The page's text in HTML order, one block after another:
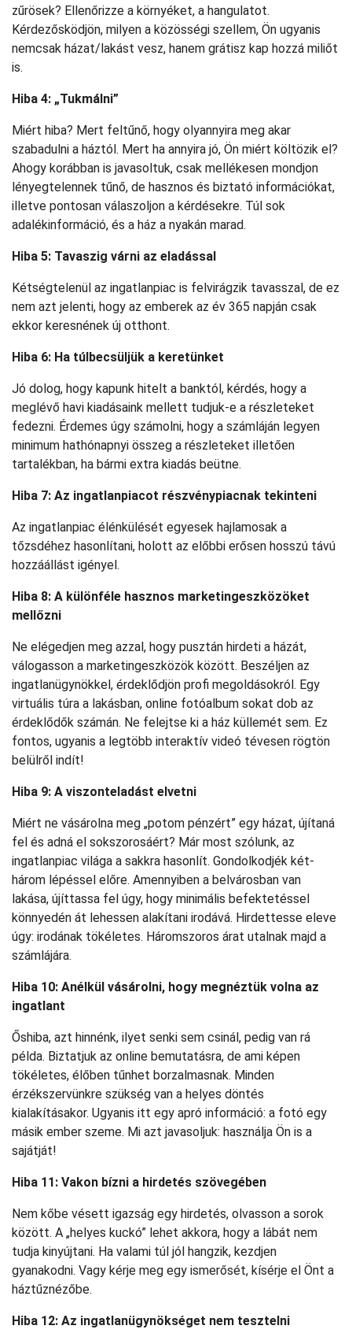
zűrösek? Ellenőrizze a környéket, a hangulatot.
Kérdezősködjön, milyen a közösségi szellem, Ön ugyanis
nemcsak házat/lakást vesz, hanem grátisz kap hozzá miliőt
is.
Hiba 4: „Tukmálni”
Miért hiba? Mert feltűnő, hogy olyannyira meg akar
szabadulni a háztól. Mert ha annyira jó, Ön miért költözik el?
Ahogy korábban is javasoltuk, csak mellékesen mondjon
lényegtelennek tűnő, de hasznos és biztató információkat,
illetve pontosan válaszoljon a kérdésekre. Túl sok
adalékinformáció, és a ház a nyakán marad.
Hiba 5: Tavaszig várni az eladással
Kétségtelenül az ingatlanpiac is felvirágzik tavasszal, de ez
nem azt jelenti, hogy az emberek az év 365 napján csak
ekkor keresnének új otthont.
Hiba 6: Ha túlbecsüljük a keretünket
Jó dolog, hogy kapunk hitelt a banktól, kérdés, hogy a
meglévő havi kiadásaink mellett tudjuk-e a részleteket
fedezni. Érdemes úgy számolni, hogy a számláján legyen
minimum hathónapnyi összeg a részleteket illetően
tartalékban, ha bármi extra kiadás beütne.
Hiba 7: Az ingatlanpiacot részvénypiacnak tekinteni
Az ingatlanpiac élénkülését egyesek hajlamosak a
tőzsdéhez hasonlítani, holott az előbbi erősen hosszú távú
hozzáállást igényel.
Hiba 8: A különféle hasznos marketingeszközöket
mellőzni
Ne elégedjen meg azzal, hogy pusztán hirdeti a házát,
válogasson a marketingeszközök között. Beszéljen az
ingatlanügynökkel, érdeklődjön profi megoldásokról. Egy
virtuális túra a lakásban, online fotóalbum sokat dob az
érdeklődők számán. Ne felejtse ki a ház küllemét sem. Ez
fontos, ugyanis a legtöbb interaktív videó tévesen rögtön
belülről indít!
Hiba 9: A viszonteladást elvetni
Miért ne vásárolna meg „potom pénzért” egy házat, újítaná
fel és adná el sokszorosáért? Már most szólunk, az
ingatlanpiac világa a sakkra hasonlít. Gondolkodjék két-
három lépéssel előre. Amennyiben a belvárosban van
lakása, újíttassa fel úgy, hogy minimális befektetéssel
könnyedén át lehessen alakítani irodává. Hirdettesse eleve
úgy: irodának tökéletes. Háromszoros árat utalnak majd a
számlájára.
Hiba 10: Anélkül vásárolni, hogy megnéztük volna az
ingatlant
Őshiba, azt hinnénk, ilyet senki sem csinál, pedig van rá
példa. Biztatjuk az online bemutatásra, de ami képen
tökéletes, élőben tűnhet borzalmasnak. Minden
érzékszervünkre szükség van a helyes döntés
kialakításakor. Ugyanis itt egy apró információ: a fotó egy
másik ember szeme. Mi azt javasoljuk: használja Ön is a
sajátját!
Hiba 11: Vakon bízni a hirdetés szövegében
Nem kőbe vésett igazság egy hirdetés, olvasson a sorok
között. A „helyes kuckó” lehet akkora, hogy a lábát nem
tudja kinyújtani. Ha valami túl jól hangzik, kezdjen
gyanakodni. Vagy kérje meg egy ismerősét, kísérje el Önt a
háztűznézőbe.
Hiba 12: Az ingatlanügynökséget nem tesztelni